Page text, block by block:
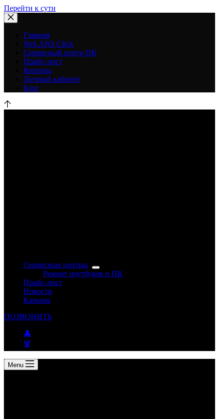
Перейти к сути
Главная
WeLANS Click
Сервисный центр ПК
Прайс-лист
Корзина
Личный кабинет
Блог
Сервисные центры
Ремонт ноутбуков и ПК
Прайс-лист
Новости
Карьера
ПОЗВОНИТЬ
👤
🗑
Menu